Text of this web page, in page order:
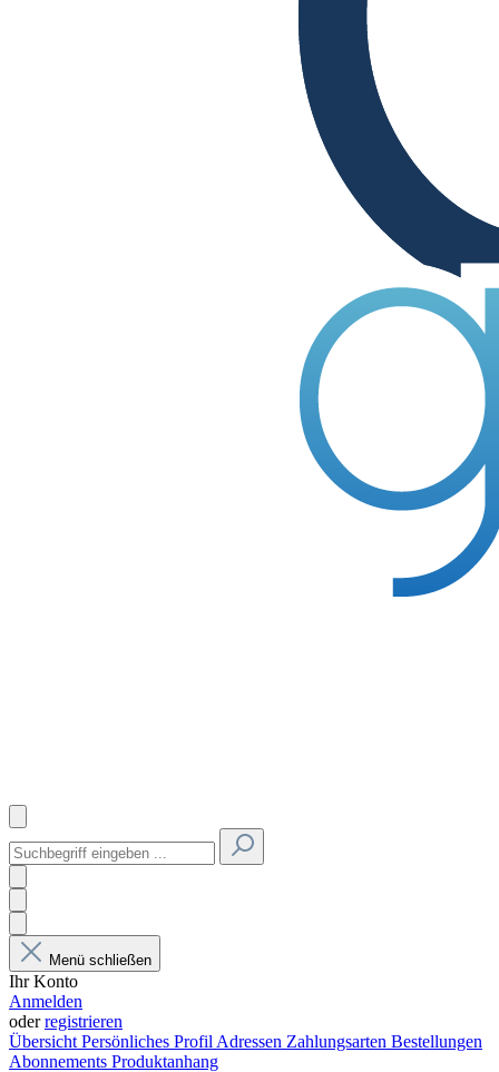
Menü schließen
Ihr Konto
Anmelden
oderregistrieren
Übersicht Persönliches Profil Adressen Zahlungsarten Bestellungen
Abonnements Produktanhang